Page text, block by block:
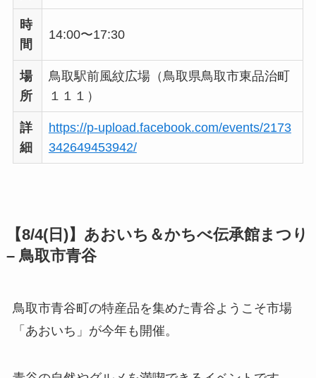
時
間
14:00〜17:30
場
所
鳥取駅前風紋広場（鳥取県鳥取市東品治町
１１１）
詳
細
https://p-upload.facebook.com/events/2173
342649453942/
【8/4(日)】 あおいち＆かちべ伝承館まつり
– 鳥取市青谷
鳥取市青谷町の特産品を集めた青谷ようこそ市場
「あおいち」が今年も開催。